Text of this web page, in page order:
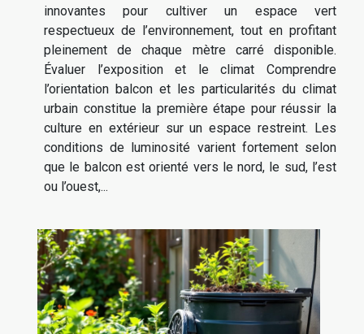
innovantes pour cultiver un espace vert
respectueux de l’environnement, tout en profitant
pleinement de chaque mètre carré disponible.
Évaluer l’exposition et le climat Comprendre
l’orientation balcon et les particularités du climat
urbain constitue la première étape pour réussir la
culture en extérieur sur un espace restreint. Les
conditions de luminosité varient fortement selon
que le balcon est orienté vers le nord, le sud, l’est
ou l’ouest,...